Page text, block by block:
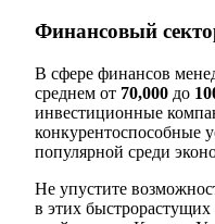
Финансовый
В сфере финансов
среднем от 70,000 до
инвестиционные
конкурентоспособные
популярной среди
Не упустите
в этих быстрорастущих